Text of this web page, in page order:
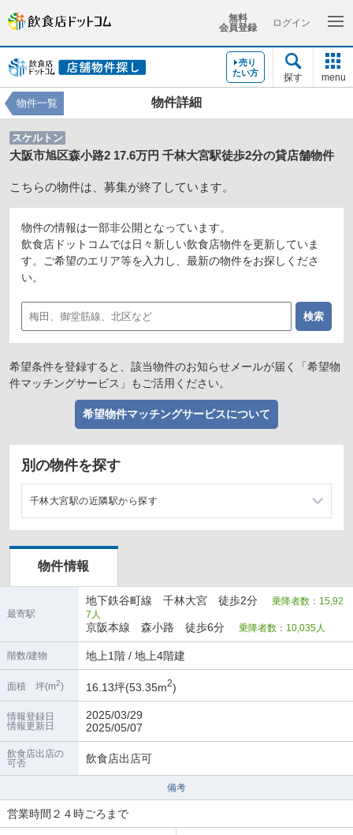
無料
会員登録
ログイン
売り
たい方
探す menu
物件詳細
物件一覧
スケルトン
大阪市旭区森小路2 17.6万円 千林大宮駅徒歩2分の貸店舗物件
こちらの物件は、募集が終了しています。
物件の情報は一部非公開となっています。
飲食店ドットコムでは日々新しい飲食店物件を更新していま
す。ご希望のエリア等を入力し、最新の物件をお探しくださ
い。
希望条件を登録すると、該当物件のお知らせメールが届く「希望物
件マッチングサービス」もご活用ください。
希望物件マッチングサービスについて
別の物件を探す
千林大宮駅の近隣駅から探す
太子橋今市駅の店舗物件・貸店舗・テナント一覧
野江内代駅の店舗物件・貸店舗・テナント一覧
守口駅の店舗物件・貸店舗・テナント一覧
物件情報
最寄駅
地下鉄谷町線 千林大宮 徒歩2分 乗降者数：15,92
7人
京阪本線 森小路 徒歩6分 乗降者数：10,035人
階数/建物 地上1階 / 地上4階建
面積 坪(m2) 16.13坪(53.35m2)
情報登録日
情報更新日
2025/03/29
2025/05/07
飲食店出店の
可否
飲食店出店可
備考
営業時間２４時ごろまで